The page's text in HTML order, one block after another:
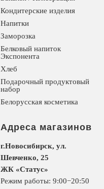
Кондитерские изделия
Напитки
Заморозка
Белковый напиток
Экспонента
Хлеб
Подарочный продуктовый
набор
Белорусская косметика
Адреса магазинов
г.Новосибирск, ул.
Шевченко, 25
ЖК «Статус»
Режим работы: 9:00−20:50